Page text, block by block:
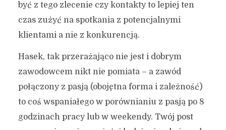
być z tego zlecenie czy kontakty to lepiej ten
czas zużyć na spotkania z potencjalnymi
klientami a nie z konkurencją.
Hasek, tak przerażająco nie jest i dobrym
zawodowcem nikt nie pomiata – a zawód
połączony z pasją (obojętna forma i zależność)
to coś wspaniałego w porównianiu z pasją po 8
godzinach pracy lub w weekendy. Twój post